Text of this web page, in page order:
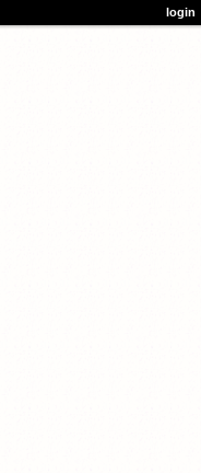
login